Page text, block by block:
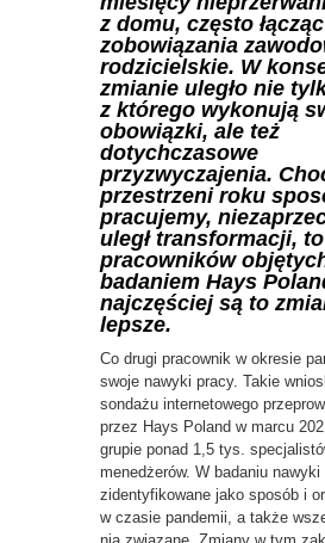
z domu, często łącząc
zobowiązania
rodzicielskie. W
zmianie uległo nie
z którego wykonują
obowiązki, ale też
dotychczasowe
przyzwyczajenia.
przestrzeni roku
pracujemy,
uległ transformacji,
pracowników
badaniem Hays
najczęściej są to
lepsze.
Co drugi pracownik w okresie
swoje nawyki pracy. Takie
sondażu internetowego
przez Hays Poland w marcu
grupie ponad 1,5 tys.
menedżerów. W badaniu nawyki
zidentyfikowane jako sposób i
w czasie pandemii, a także